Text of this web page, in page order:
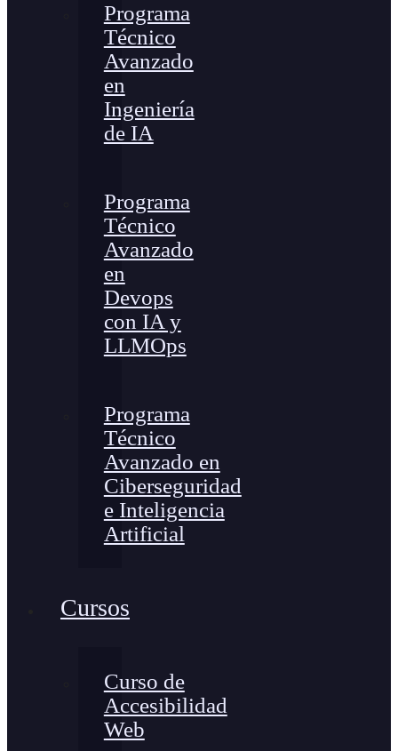
Programa
Técnico
Avanzado
en
Ingeniería
de IA
Programa
Técnico
Avanzado
en
Devops
con IA y
LLMOps
Programa
Técnico
Avanzado en
Ciberseguridad
e Inteligencia
Artificial
Cursos
Curso de
Accesibilidad
Web